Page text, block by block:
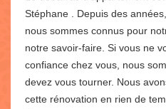
Stéphane . Depuis des
nous sommes connus pour
notre savoir-faire. Si vous ne
confiance chez vous, nous
devez vous tourner. Nous
cette rénovation en rien de